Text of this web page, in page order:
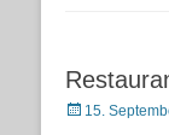
Posted
15.